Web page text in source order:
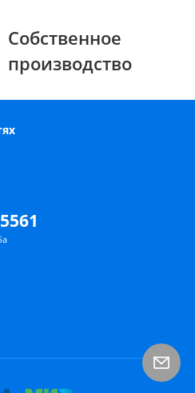
Собственное
производство